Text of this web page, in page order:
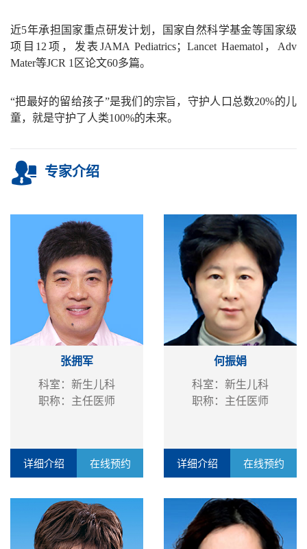
近5年承担国家重点研发计划，国家自然科学基金等国家级
项目 12项，发表JAMA Pediatrics； Lancet Haematol，Adv
Mater等JCR 1 区论文60多篇。
“把最好的留给孩子”是我们的宗旨，守护人口总数20%的儿
童，就是守护了人类100%的未来。
专家介绍
张拥军
科室：新生儿科
职称：主任医师
详细介绍 在线预约
何振娟
科室：新生儿科
职称：主任医师
详细介绍 在线预约